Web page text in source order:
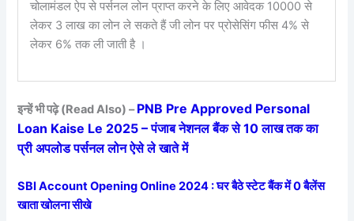
चोलामंडल ऐप से पर्सनल लोन प्राप्त करने के लिए आवेदक 10000 से
लेकर 3 लाख का लोन ले सकते हैं जी लोन पर प्रोसेसिंग फीस 4% से
लेकर 6% तक ली जाती है ।
इन्हें भी पढ़े (Read Also) –PNB Pre Approved Personal
Loan Kaise Le 2025 – पंजाब नेशनल बैंक से 10 लाख तक का
प्री अपलोड पर्सनल लोन ऐसे ले खाते में
SBI Account Opening Online 2024 : घर बैठे स्टेट बैंक में 0 बैलेंस
खाता खोलना सीखे